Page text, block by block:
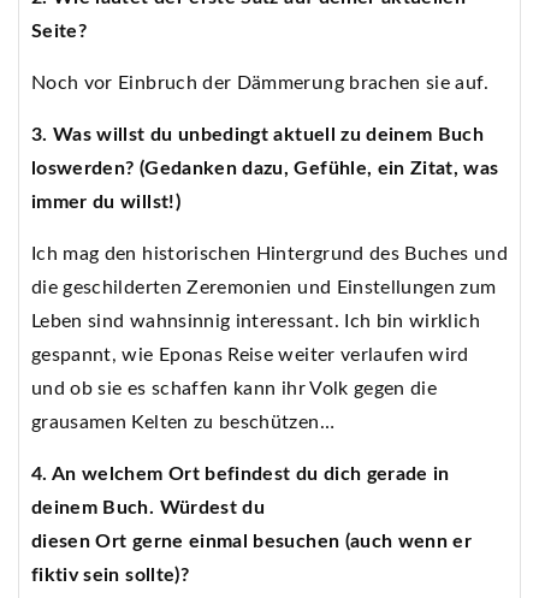
Seite?
Noch vor Einbruch der Dämmerung brachen sie auf.
3. Was willst du unbedingt aktuell zu deinem Buch
loswerden? (Gedanken dazu, Gefühle, ein Zitat, was
immer du willst!)
Ich mag den historischen Hintergrund des Buches und
die geschilderten Zeremonien und Einstellungen zum
Leben sind wahnsinnig interessant. Ich bin wirklich
gespannt, wie Eponas Reise weiter verlaufen wird
und ob sie es schaffen kann ihr Volk gegen die
grausamen Kelten zu beschützen…
4. An welchem Ort befindest du dich gerade in
deinem Buch. Würdest du
diesen Ort gerne einmal besuchen (auch wenn er
fiktiv sein sollte)?